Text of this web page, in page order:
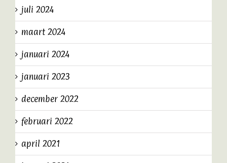
juli 2024
maart 2024
januari 2024
januari 2023
december 2022
februari 2022
april 2021